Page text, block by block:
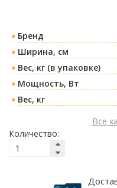
Бренд
Ширина, см
Вес, кг (в упаковке)
Мощность, Вт
Вес, кг
Все
Количество: